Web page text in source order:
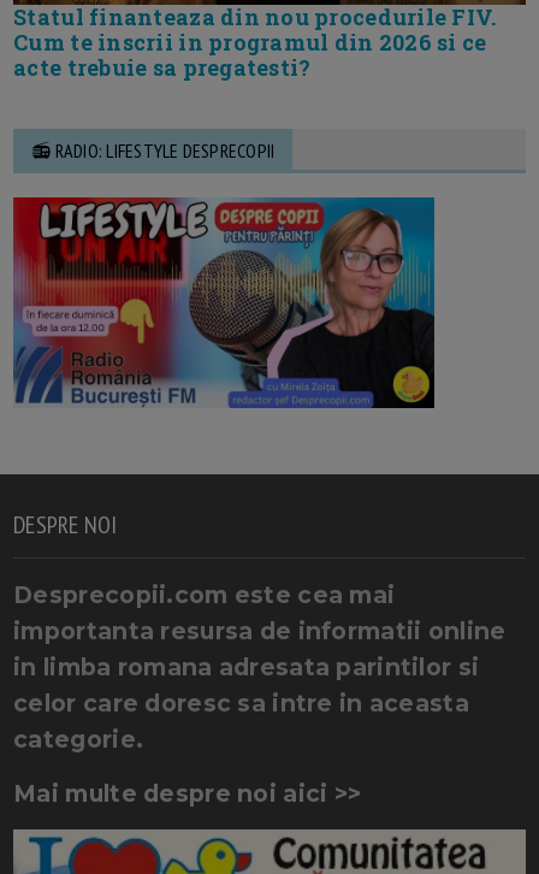
Statul finanteaza din nou procedurile FIV.
Cum te inscrii in programul din 2026 si ce
acte trebuie sa pregatesti?
📻 RADIO: LIFESTYLE DESPRECOPII
DESPRE NOI
Desprecopii.com este cea mai
importanta resursa de informatii online
in limba romana adresata parintilor si
celor care doresc sa intre in aceasta
categorie.
Mai multe despre noi aici >>